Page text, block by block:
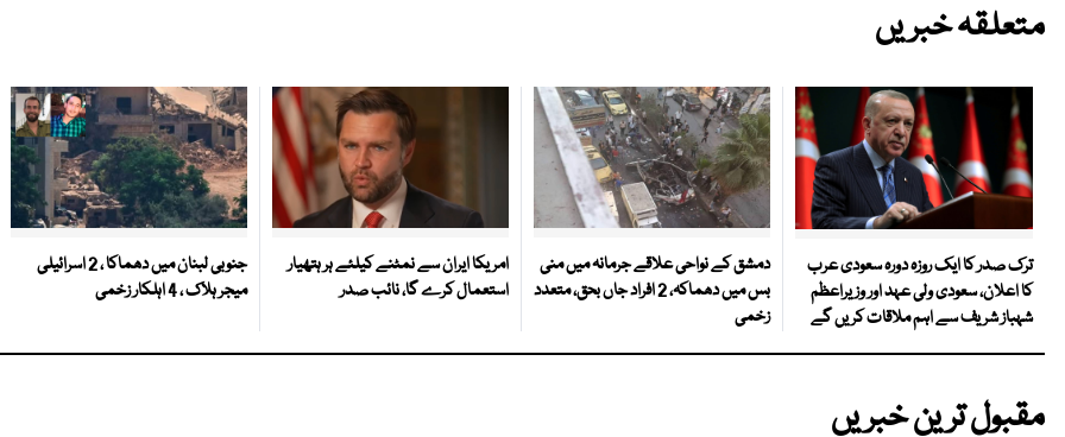
متعلقہ خبریں
ترک صدر کا ایک روزہ دورہ سعودی عرب
کا اعلان، سعودی ولی عہد اور وزیراعظم
شہباز شریف سے اہم ملاقات کریں گے
دمشق کے نواحی علاقے جرمانہ میں منی
بس میں دھماکہ، 2 افراد جاں بحق، متعدد
زخمی
امریکا ایران سے نمٹنے کیلئے ہر ہتھیار
استعمال کرے گا، نائب صدر
جنوبی لبنان میں دھماکا ، 2 اسرائیلی
میجر ہلاک ، 4 اہلکار زخمی
مقبول ترین خبریں